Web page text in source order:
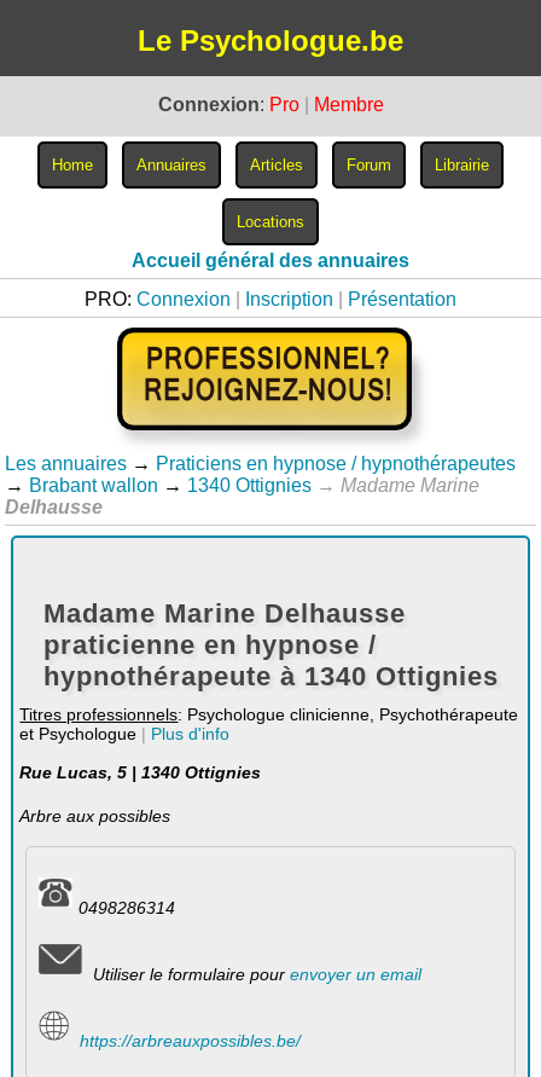
Le Psychologue.be
Connexion: Pro Membre
Accueil général des annuaires
PRO: Connexion Inscription Présentation
Les annuaires → Praticiens en hypnose / hypnothérapeutes
→ Brabant wallon → 1340 Ottignies → Madame Marine
Delhausse
Madame Marine Delhausse
praticienne en hypnose /
hypnothérapeute à 1340 Ottignies
Titres professionnels: Psychologue clinicienne, Psychothérapeute
et Psychologue | Plus d'info
Rue Lucas, 5 | 1340 Ottignies
Arbre aux possibles
0498286314
Utiliser le formulaire pour envoyer un email
https://arbreauxpossibles.be/